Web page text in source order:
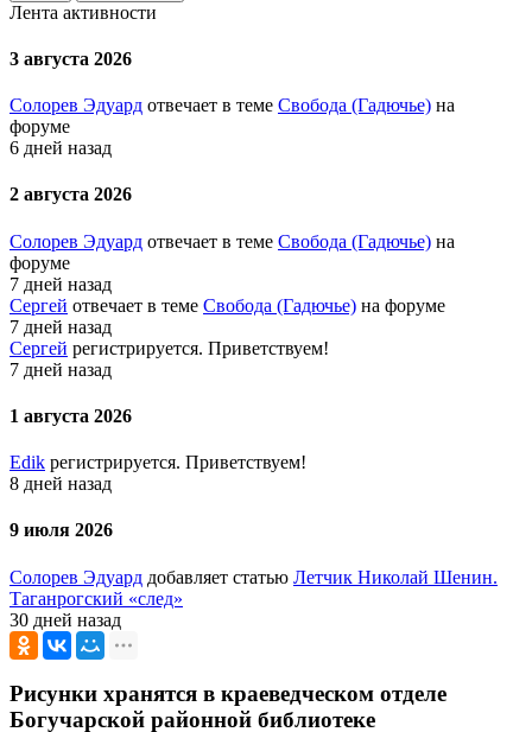
Лента активности
3 августа 2026
Солорев Эдуард отвечает в теме Свобода (Гадючье) на
форуме
6 дней назад
2 августа 2026
Солорев Эдуард отвечает в теме Свобода (Гадючье) на
форуме
7 дней назад
Сергей отвечает в теме Свобода (Гадючье) на форуме
7 дней назад
Сергей регистрируется. Приветствуем!
7 дней назад
1 августа 2026
Edik регистрируется. Приветствуем!
8 дней назад
9 июля 2026
Солорев Эдуард добавляет статью Летчик Николай Шенин.
Таганрогский «след»
30 дней назад
Рисунки хранятся в краеведческом отделе
Богучарской районной библиотеке